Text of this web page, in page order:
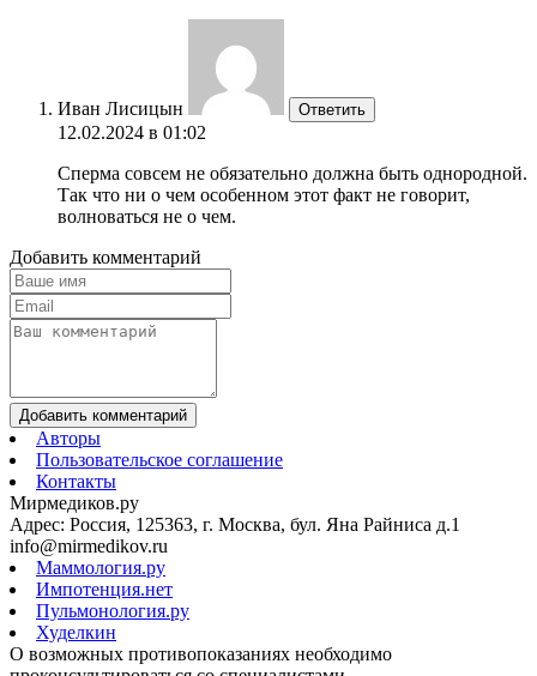
Иван Лисицын Ответить
12.02.2024 в 01:02
Сперма совсем не обязательно должна быть однородной.
Так что ни о чем особенном этот факт не говорит,
волноваться не о чем.
Добавить комментарий
Добавить комментарий
Авторы
Пользовательское соглашение
Контакты
Мирмедиков.ру
Адрес: Россия, 125363, г. Москва, бул. Яна Райниса д.1
info@mirmedikov.ru
Маммология.ру
Импотенция.нет
Пульмонология.ру
Худелкин
О возможных противопоказаниях необходимо